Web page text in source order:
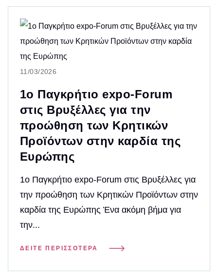
11/03/2026
1ο Παγκρήτιο expo-Forum
στις Βρυξέλλες για την
προώθηση των Κρητικών
Προϊόντων στην καρδία της
Ευρώπης
1ο Παγκρήτιο expo-Forum στις Βρυξέλλες για
την προώθηση των Κρητικών Προϊόντων στην
καρδία της Ευρώπης Ένα ακόμη βήμα για
την...
ΔΕΊΤΕ ΠΕΡΙΣΣΌΤΕΡΑ